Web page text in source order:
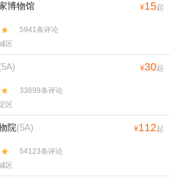
博物馆 ¥15起
5941条评论
区
¥30起
33699条评论
区
院(5A) ¥112起
54123条评论
区